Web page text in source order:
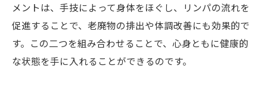
メントは、手技によって身体をほぐし、リンパの流れを
促進することで、老廃物の排出や体調改善にも効果的で
す。この二つを組み合わせることで、心身ともに健康的
な状態を手に入れることができるのです。